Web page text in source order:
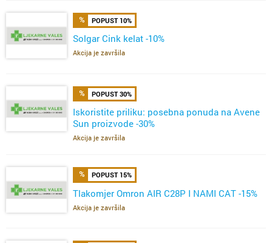
POPUST 10%
Solgar Cink kelat -10%
Akcija je završila
POPUST 30%
Iskoristite priliku: posebna ponuda na Avene
Sun proizvode -30%
Akcija je završila
POPUST 15%
Tlakomjer Omron AIR C28P I NAMI CAT -15%
Akcija je završila